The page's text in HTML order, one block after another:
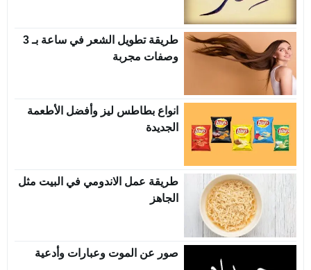
طريقة تطويل الشعر في ساعة بـ 3
وصفات مجربة
انواع بطاطس ليز وأفضل الأطعمة
الجديدة
طريقة عمل الاندومي في البيت مثل
الجاهز
صور عن الموت وعبارات وأدعية